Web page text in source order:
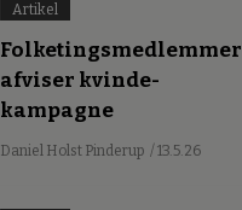
Artikel
Folketingsmedlemmer
afviser kvinde-
kampagne
Daniel Holst Pinderup / 13.5.26